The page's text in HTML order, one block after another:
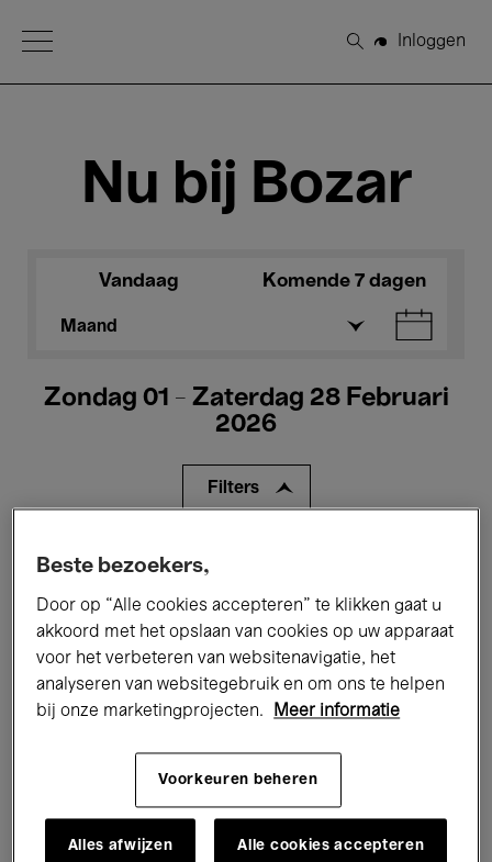
Open Menu
Zoeken
Inloggen
Nu bij Bozar
Vandaag Komende 7 dagen
Maand
Zondag 01 - Zaterdag 28 Februari
2026
Filters
Alle evenementen
Tentoonstellingen Films
Performances Lezingen & Debatten
Jazz Klassieke Muziek Global Music
Voor iedereen Kids’ Palace
Beste bezoekers,
Door op “Alle cookies accepteren” te klikken gaat u
akkoord met het opslaan van cookies op uw apparaat
voor het verbeteren van websitenavigatie, het
analyseren van websitegebruik en om ons te helpen
bij onze marketingprojecten.
Meer informatie
Voorkeuren beheren
Alles afwijzen Alle cookies accepteren